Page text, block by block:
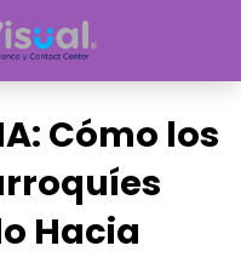
Cómo los
Hacia